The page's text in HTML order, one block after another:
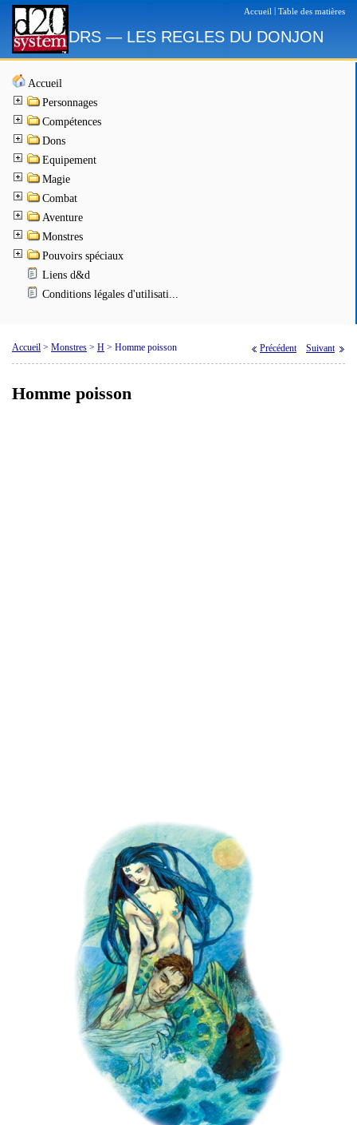
Accueil Table des matières
DRS — LES REGLES DU DONJON
Accueil
Personnages
Compétences
Dons
Equipement
Magie
Combat
Aventure
Monstres
Pouvoirs spéciaux
Liens d&d
Conditions légales d'utilisati...
Accueil > Monstres > H > Homme poisson Précédent Suivant
Homme poisson